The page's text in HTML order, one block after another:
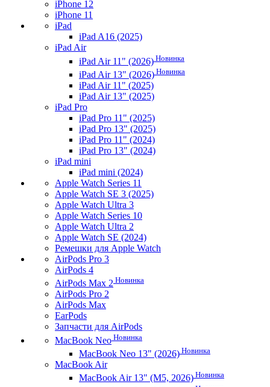
iPhone 12
iPhone 11
iPad
iPad A16 (2025)
iPad Air
iPad Air 11" (2026) Новинка
iPad Air 13" (2026) Новинка
iPad Air 11" (2025)
iPad Air 13" (2025)
iPad Pro
iPad Pro 11" (2025)
iPad Pro 13" (2025)
iPad Pro 11" (2024)
iPad Pro 13" (2024)
iPad mini
iPad mini (2024)
Apple Watch Series 11
Apple Watch SE 3 (2025)
Apple Watch Ultra 3
Apple Watch Series 10
Apple Watch Ultra 2
Apple Watch SE (2024)
Ремешки для Apple Watch
AirPods Pro 3
AirPods 4
AirPods Max 2 Новинка
AirPods Pro 2
AirPods Max
EarPods
Запчасти для AirPods
MacBook Neo Новинка
MacBook Neo 13" (2026) Новинка
MacBook Air
MacBook Air 13" (M5, 2026) Новинка